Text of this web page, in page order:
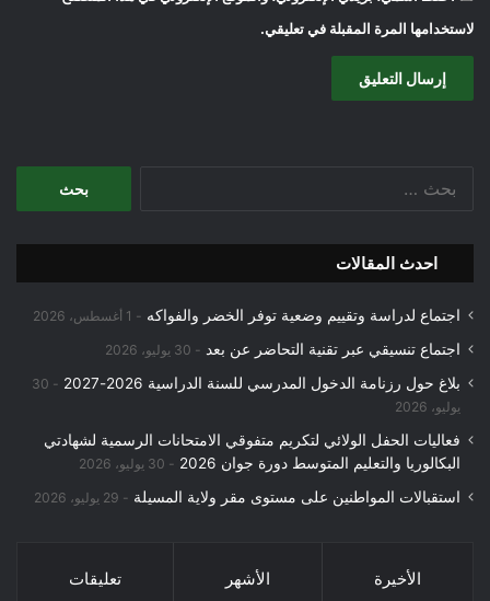
لاستخدامها المرة المقبلة في تعليقي.
احدث المقالات
اجتماع لدراسة وتقييم وضعية توفر الخضر والفواكه 1 أغسطس، 2026
اجتماع تنسيقي عبر تقنية التحاضر عن بعد 30 يوليو، 2026
بلاغ حول رزنامة الدخول المدرسي للسنة الدراسية 2026-2027
30
يوليو، 2026
فعاليات الحفل الولائي لتكريم متفوقي الامتحانات الرسمية لشهادتي
البكالوريا والتعليم المتوسط دورة جوان 2026
30 يوليو، 2026
استقبالات المواطنين على مستوى مقر ولاية المسيلة 29 يوليو، 2026
الأخيرة الأشهر تعليقات